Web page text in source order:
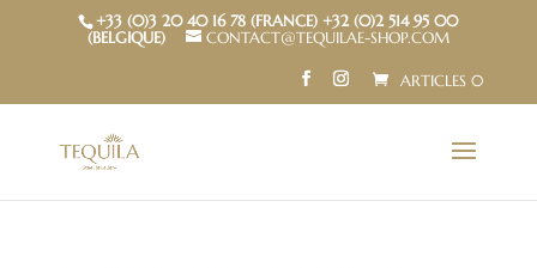
+33 (0)3 20 40 16 78 (FRANCE) +32 (0)2 514 95 00
(BELGIQUE)
CONTACT@TEQUILAE-SHOP.COM
ARTICLES 0